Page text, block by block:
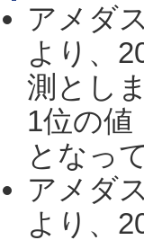
アメダ
より、
測とし
1位の値
となっ
アメダ
より、